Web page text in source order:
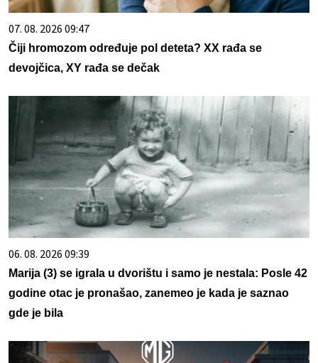
07. 08. 2026 09:47
Čiji hromozom određuje pol deteta? XX rađa se
devojčica, XY rađa se dečak
06. 08. 2026 09:39
Marija (3) se igrala u dvorištu i samo je nestala: Posle 42
godine otac je pronašao, zanemeo je kada je saznao
gde je bila